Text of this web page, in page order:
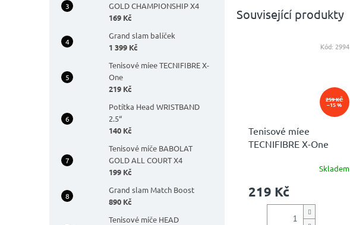
GOLD CHAMPIONSHIP X4
169 Kč
Grand slam balíček
1 399 Kč
Tenisové míee TECNIFIBRE X-
One
219 Kč
Potítka Head WRISTBAND
2.5“
140 Kč
Tenisové míče BABOLAT
GOLD ALL COURT X4
199 Kč
Grand slam Match Boost
890 Kč
Tenisové míče HEAD
Související produkty
259 KČ
–15 %
Tenisové míee
TECNIFIBRE X-One
produktu
Skladem
219 Kč
Kód: 2994